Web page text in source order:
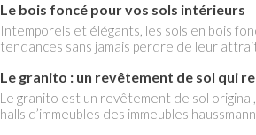
Attention : si vous devez déposer des
ne les déposez pas vous-mêmes et
spécialisée dans le désamiantage pour le
cependant les recouvrir par d'autres dalles
revêtement de sol.
Le bois foncé pour vos sols intérieurs
Intemporels et élégants, les sols en bois
tendances sans jamais perdre de leur
affirmant une véritable identité décorative.
Europe, ces teintes sombres connaissent
d’intérêt marqué.
Le granito : un revêtement de sol qui
Le granito est un revêtement de sol
halls d’immeubles des immeubles